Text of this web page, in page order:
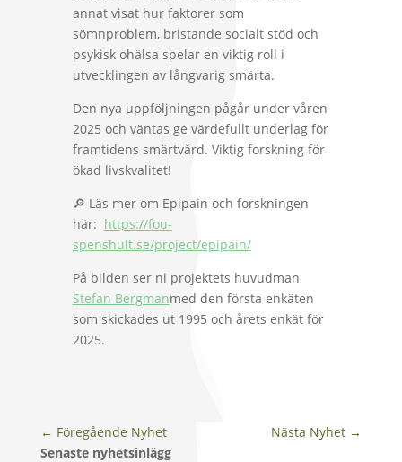
annat visat hur faktorer som
sömnproblem, bristande socialt stöd och
psykisk ohälsa spelar en viktig roll i
utvecklingen av långvarig smärta.
Den nya uppföljningen pågår under våren
2025 och väntas ge värdefullt underlag för
framtidens smärtvård. Viktig forskning för
ökad livskvalitet!
🔎 Läs mer om Epipain och forskningen
här: https://fou-
spenshult.se/project/epipain/
På bilden ser ni projektets huvudman
Stefan Bergmanmed den första enkäten
som skickades ut 1995 och årets enkät för
2025.
← Föregående Nyhet Nästa Nyhet →
Senaste nyhetsinlägg